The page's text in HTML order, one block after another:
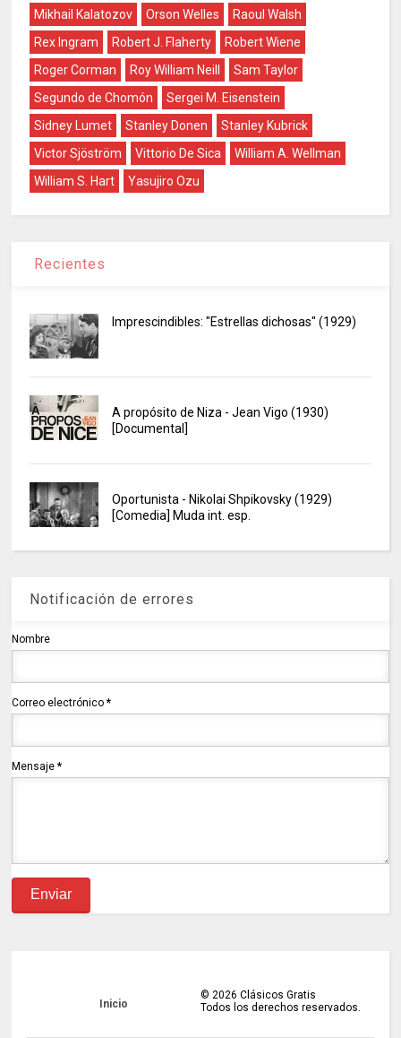
Mikhail Kalatozov
Orson Welles
Raoul Walsh
Rex Ingram
Robert J. Flaherty
Robert Wiene
Roger Corman
Roy William Neill
Sam Taylor
Segundo de Chomón
Sergei M. Eisenstein
Sidney Lumet
Stanley Donen
Stanley Kubrick
Victor Sjöström
Vittorio De Sica
William A. Wellman
William S. Hart
Yasujiro Ozu
Recientes
Imprescindibles: "Estrellas dichosas" (1929)
A propósito de Niza - Jean Vigo (1930)
[Documental]
Oportunista - Nikolai Shpikovsky (1929)
[Comedia] Muda int. esp.
Notificación de errores
Nombre
Correo electrónico*
Mensaje*
Inicio
© 2026 Clásicos Gratis
Todos los derechos reservados.